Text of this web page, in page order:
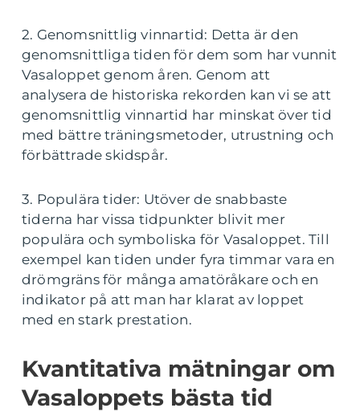
2. Genomsnittlig vinnartid: Detta är den
genomsnittliga tiden för dem som har vunnit
Vasaloppet genom åren. Genom att
analysera de historiska rekorden kan vi se att
genomsnittlig vinnartid har minskat över tid
med bättre träningsmetoder, utrustning och
förbättrade skidspår.
3. Populära tider: Utöver de snabbaste
tiderna har vissa tidpunkter blivit mer
populära och symboliska för Vasaloppet. Till
exempel kan tiden under fyra timmar vara en
drömgräns för många amatöråkare och en
indikator på att man har klarat av loppet
med en stark prestation.
Kvantitativa mätningar om
Vasaloppets bästa tid